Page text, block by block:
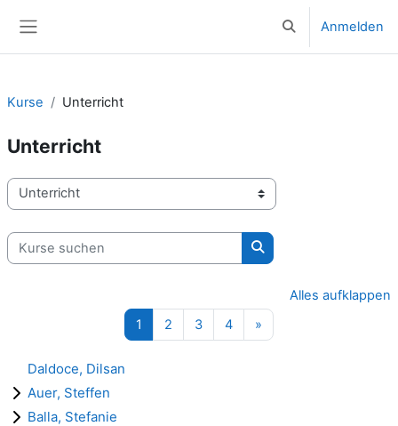
Sucheingabe
Anmelden
Kurse Unterricht
Unterricht
Kursbereiche
Kurse suchen
Kurse suchen
Alles aufklappen
1 Seite 1
2 Seite 2
3Seite 3
4Seite 4
»
Daldoce, Dilsan
Auer, Steffen
Balla, Stefanie